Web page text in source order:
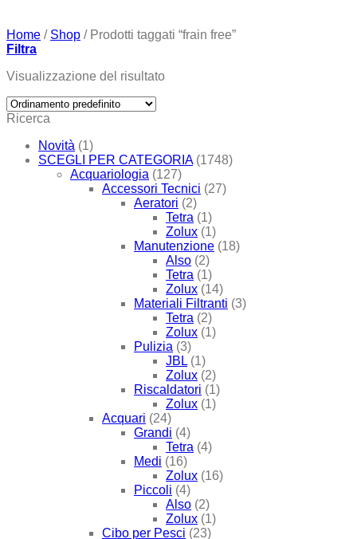
Home / Shop /Prodotti taggati “frain free”
Filtra
Visualizzazione del risultato
Ricerca
Novità (1)
SCEGLI PER CATEGORIA (1748)
Acquariologia (127)
Accessori Tecnici (27)
Aeratori (2)
Tetra (1)
Zolux (1)
Manutenzione (18)
Also (2)
Tetra (1)
Zolux (14)
Materiali Filtranti (3)
Tetra (2)
Zolux (1)
Pulizia (3)
JBL (1)
Zolux (2)
Riscaldatori (1)
Zolux (1)
Acquari (24)
Grandi (4)
Tetra (4)
Medi (16)
Zolux (16)
Piccoli (4)
Also (2)
Zolux (1)
Cibo per Pesci (23)